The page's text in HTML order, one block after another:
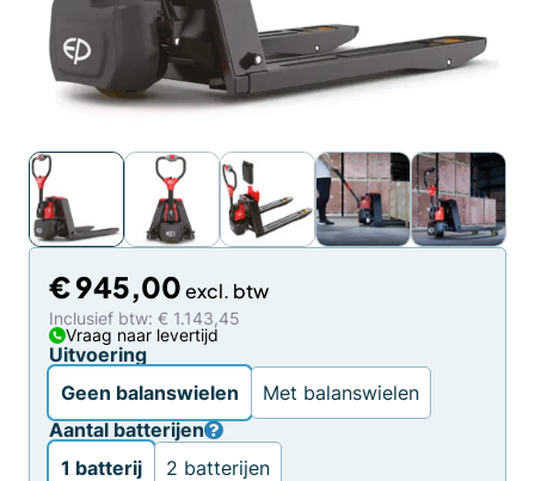
€945,00
Inclusief btw: € 1.143,45
Vraag naar levertijd
Uitvoering
Geen balanswielen
Met balanswielen
Aantal batterijen
1 batterij
2 batterijen